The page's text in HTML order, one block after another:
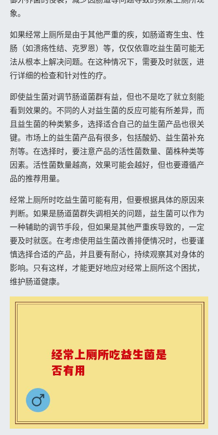
象。
如果经常上厕所是由于其他严重的疾，如肠道寄生虫、性
肠（如溃疡性结、克罗恩）等，仅仅依靠吃益生菌可能无
法从根本上解决问题。在这种情况下，需要及时就医，进
行详细的检查和针对性的疗。
即使益生菌对调节肠道菌群有益，但也不是吃了就立刻能
看到效果的。不同的人对益生菌的反应可能有所差异，而
且益生菌的种类繁多，选择适合自己的益生菌产品也很关
键。市场上的益生菌产品有很多，包括酸奶、益生菌补充
剂等。在选择时，要注意产品的活性菌数量、菌株种类等
因素。活性菌数量越高，效果可能会越好，但也要遵循产
品的推荐用量。
经常上厕所时吃益生菌可能有用，但要根据具体的原因来
判断。如果是肠道菌群失调相关的问题，益生菌可以作为
一种辅助的调节手段，但如果是其他严重疾导致的，一定
要及时就医。在考虑使用益生菌改善排便情况时，也要谨
慎选择合适的产品，并且要有耐心，持续观察其对身体的
影响。只有这样，才能更好地应对经常上厕所这个困扰，
维护肠道健康。